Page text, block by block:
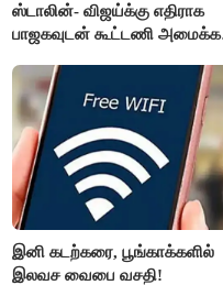
ஸ்டாலின்- விஜய்க்கு எதிராக
பாஜகவுடன் கூட்டணி அமைக்க
இனி கடற்கரை, பூங்காக்களில்
இலவச வைபை வசதி!